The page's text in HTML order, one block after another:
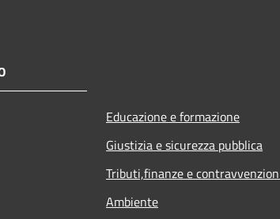
Educazione e formazione
Giustizia e sicurezza pubblica
Tributi,finanze e
Ambiente